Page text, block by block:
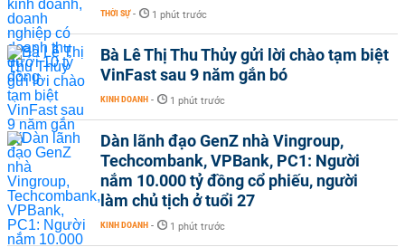
THỜI SỰ - 1 phút trước
Bà Lê Thị Thu Thủy gửi lời chào tạm biệt
VinFast sau 9 năm gắn bó
KINH DOANH - 1 phút trước
Dàn lãnh đạo GenZ nhà Vingroup,
Techcombank, VPBank, PC1: Người
nắm 10.000 tỷ đồng cổ phiếu, người
làm chủ tịch ở tuổi 27
KINH DOANH - 1 phút trước